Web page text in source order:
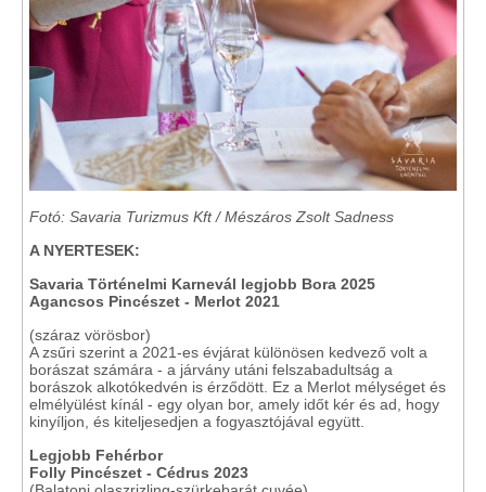
Fotó: Savaria Turizmus Kft / Mészáros Zsolt Sadness
A NYERTESEK:
Savaria Történelmi Karnevál legjobb Bora 2025
Agancsos Pincészet - Merlot 2021
(száraz vörösbor)
A zsűri szerint a 2021-es évjárat különösen kedvező volt a
borászat számára - a járvány utáni felszabadultság a
borászok alkotókedvén is érződött. Ez a Merlot mélységet és
elmélyülést kínál - egy olyan bor, amely időt kér és ad, hogy
kinyíljon, és kiteljesedjen a fogyasztójával együtt.
Legjobb Fehérbor
Folly Pincészet - Cédrus 2023